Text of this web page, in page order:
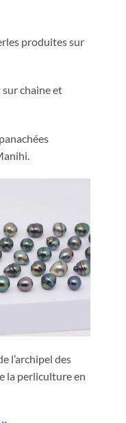
produites sur
chaine et
l’archipel des
la perliculture en